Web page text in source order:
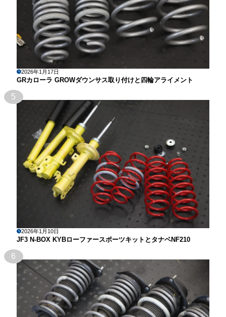
2026年1月17日
GRカローラ GROWダウンサス取り付けと四輪アライメント
5
2026年1月10日
JF3 N-BOX KYBローファースポーツキットとタナベNF210
6